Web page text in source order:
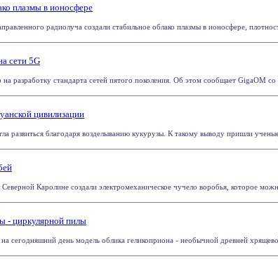
плазмы в ионосфере
радиолуча создали стабильное облако плазмы в ионосфере,
сети 5G
разработку стандарта сетей пятого поколения. Об этом сообщает GigaOM
цивилизации
развиться благодаря возделыванию кукурузы. К такому выводу пришли
Каролине создали электромеханическое чучело воробья, которое
- циркулярной пилы
сегодняшний день модель облика геликоприона - необычной древней